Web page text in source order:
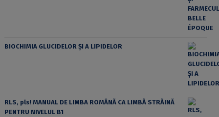
BIOCHIMIA GLUCIDELOR ȘI A LIPIDELOR
RLS, pls! MANUAL DE LIMBA ROMÂNĂ CA LIMBĂ STRĂINĂ
PENTRU NIVELUL B1